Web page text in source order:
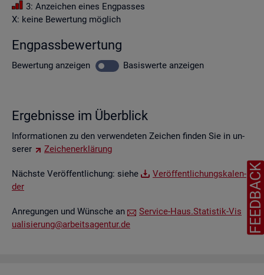
3: An­zei­chen eines Eng­pas­ses
X: keine Be­wer­tung mög­lich
Eng­pass­be­wer­tung
Be­wer­tung an­zei­gen Ba­sis­wer­te an­zei­gen
Er­geb­nis­se im Über­blick
In­for­ma­tio­nen zu den ver­wen­de­ten Zei­chen fin­den Sie in un­
se­rer
Zei­chen­er­klä­rung
Nächs­te Ver­öf­fent­li­chung: siehe
Ver­öf­fent­li­chungs­ka­len­
der
An­re­gun­gen und Wün­sche an
Ser­vice-Haus.​Statistik-​Vis​
uali​sier​ung@​arb​eits​agen​tur.​de
FEEDBACK